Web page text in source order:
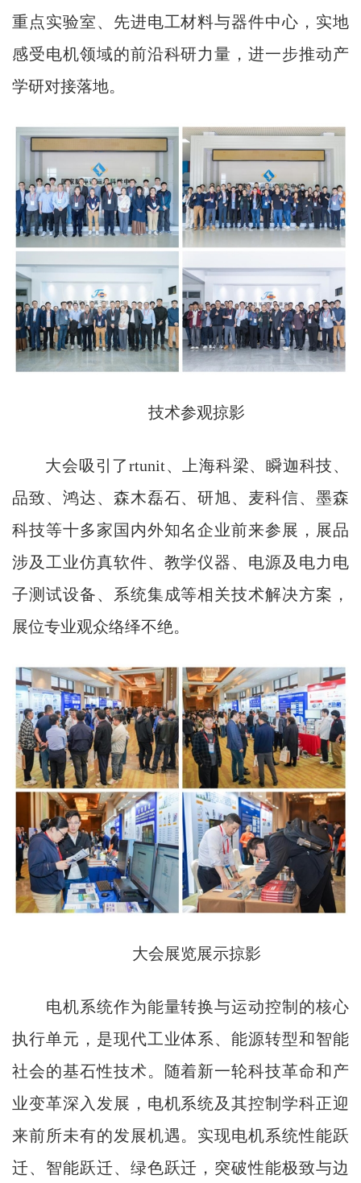
重点实验室、先进电工材料与器件中心，实地
感受电机领域的前沿科研力量，进一步推动产
学研对接落地。
技术参观掠影
大会吸引了rtunit、上海科梁、瞬迦科技、
品致、鸿达、森木磊石、研旭、麦科信、墨森
科技等十多家国内外知名企业前来参展，展品
涉及工业仿真软件、教学仪器、电源及电力电
子测试设备、系统集成等相关技术解决方案，
展位专业观众络绎不绝。
大会展览展示掠影
电机系统作为能量转换与运动控制的核心
执行单元，是现代工业体系、能源转型和智能
社会的基石性技术。随着新一轮科技革命和产
业变革深入发展，电机系统及其控制学科正迎
来前所未有的发展机遇。实现电机系统性能跃
迁、智能跃迁、绿色跃迁，突破性能极致与边